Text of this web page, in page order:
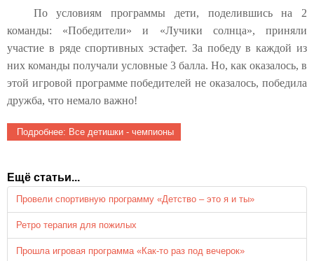
По условиям программы дети, поделившись на 2
команды: «Победители» и «Лучики солнца», приняли
участие в ряде спортивных эстафет. За победу в каждой из
них команды получали условные 3 балла. Но, как оказалось, в
этой игровой программе победителей не оказалось, победила
дружба, что немало важно!
Подробнее: Все детишки - чемпионы
Ещё статьи...
Провели спортивную программу «Детство – это я и ты»
Ретро терапия для пожилых
Прошла игровая программа «Как-то раз под вечерок»